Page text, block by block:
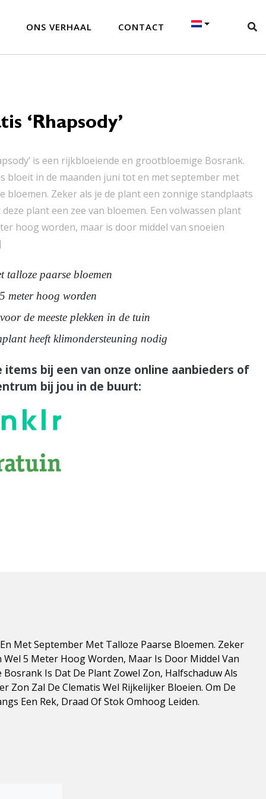
ONS VERHAAL CONTACT
‘Rhapsody’
is een rijkbloeiende en grootbloemige Bosrank.
bloeit in de maanden juni tot en met september met
bloemen. Zeker als je de plant een zonnige standplaats
plant een zee van bloemen. Een volwassen plant
hoog worden, maar is door middel van snoeien
talloze paarse bloemen
meter hoog worden
de meeste plekken in de tuin
heeft klimondersteuning nodig
items bij een van onze online aanbieders of
bij jou in de buurt:
Met September Met Talloze Paarse Bloemen. Zeker
Wel 5 Meter Hoog Worden, Maar Is Door Middel Van
Is Dat De Plant Zowel Zon, Halfschaduw Als
Zon Zal De Clematis Wel Rijkelijker Bloeien. Om De
Een Rek, Draad Of Stok Omhoog Leiden.